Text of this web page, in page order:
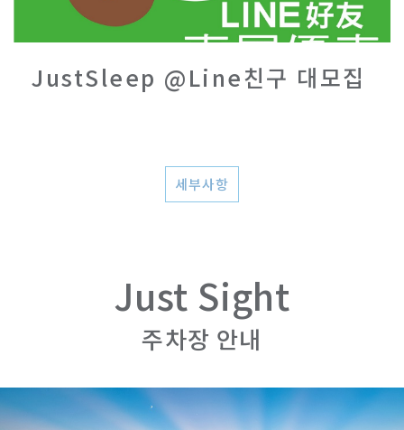
JustSleep @Line친구 대모집
세부사항
Just Sight
주차장 안내